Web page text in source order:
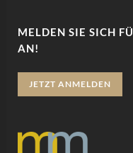
MELDEN SIE SICH
AN!
JETZT ANMELDEN